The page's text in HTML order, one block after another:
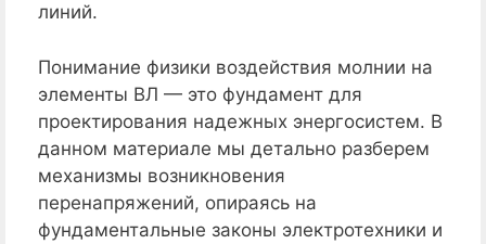
линий.
Понимание физики воздействия молнии на
элементы ВЛ — это фундамент для
проектирования надежных энергосистем. В
данном материале мы детально разберем
механизмы возникновения
перенапряжений, опираясь на
фундаментальные законы электротехники и